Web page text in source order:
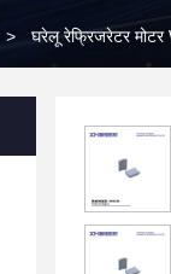
> घरेलू रेफ्रिजरेटर